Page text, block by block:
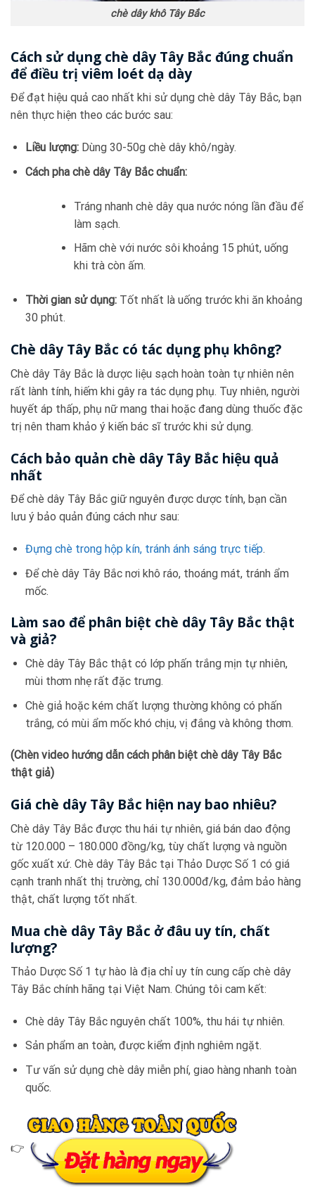
chè dây khô Tây Bắc
Cách sử dụng chè dây Tây Bắc đúng chuẩn
để điều trị viêm loét dạ dày
Để đạt hiệu quả cao nhất khi sử dụng chè dây Tây Bắc, bạn
nên thực hiện theo các bước sau:
Liều lượng:Dùng 30-50g chè dây khô/ngày.
Cách pha chè dây Tây Bắc chuẩn:
Tráng nhanh chè dây qua nước nóng lần đầu để
làm sạch.
Hãm chè với nước sôi khoảng 15 phút, uống
khi trà còn ấm.
Thời gian sử dụng:Tốt nhất là uống trước khi ăn khoảng
30 phút.
Chè dây Tây Bắc có tác dụng phụ không?
Chè dây Tây Bắc là dược liệu sạch hoàn toàn tự nhiên nên
rất lành tính, hiếm khi gây ra tác dụng phụ. Tuy nhiên, người
huyết áp thấp, phụ nữ mang thai hoặc đang dùng thuốc đặc
trị nên tham khảo ý kiến bác sĩ trước khi sử dụng.
Cách bảo quản chè dây Tây Bắc hiệu quả
nhất
Để chè dây Tây Bắc giữ nguyên được dược tính, bạn cần
lưu ý bảo quản đúng cách như sau:
Đựng chè trong hộp kín, tránh ánh sáng trực tiếp.
Để chè dây Tây Bắc nơi khô ráo, thoáng mát, tránh ẩm
mốc.
Làm sao để phân biệt chè dây Tây Bắc thật
và giả?
Chè dây Tây Bắc thật có lớp phấn trắng mịn tự nhiên,
mùi thơm nhẹ rất đặc trưng.
Chè giả hoặc kém chất lượng thường không có phấn
trắng, có mùi ẩm mốc khó chịu, vị đắng và không thơm.
(Chèn video hướng dẫn cách phân biệt chè dây Tây Bắc
thật giả)
Giá chè dây Tây Bắc hiện nay bao nhiêu?
Chè dây Tây Bắc được thu hái tự nhiên, giá bán dao động
từ 120.000 – 180.000 đồng/kg, tùy chất lượng và nguồn
gốc xuất xứ. Chè dây Tây Bắc tại Thảo Dược Số 1 có giá
cạnh tranh nhất thị trường, chỉ 130.000đ/kg, đảm bảo hàng
thật, chất lượng tốt nhất.
Mua chè dây Tây Bắc ở đâu uy tín, chất
lượng?
Thảo Dược Số 1 tự hào là địa chỉ uy tín cung cấp chè dây
Tây Bắc chính hãng tại Việt Nam. Chúng tôi cam kết:
Chè dây Tây Bắc nguyên chất 100%, thu hái tự nhiên.
Sản phẩm an toàn, được kiểm định nghiêm ngặt.
Tư vấn sử dụng chè dây miễn phí, giao hàng nhanh toàn
quốc.
👉